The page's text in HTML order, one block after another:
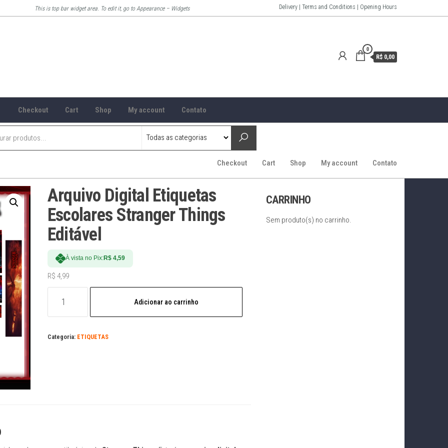
This is top bar widget area. To edit it, go to Appearance – Widgets Delivery | Terms and Conditions | Opening Hours
0
R$ 0,00
Checkout Cart Shop My account Contato
Checkout Cart Shop My account Contato
Arquivo Digital Etiquetas
Escolares Stranger Things
Editável
À vista no Pix:R$4,59
R$ 4,99
Digital
Etiquetas
Stranger
Adicionar ao carrinho
Categoria: ETIQUETAS
CARRINHO
Sem produto(s) no carrinho.